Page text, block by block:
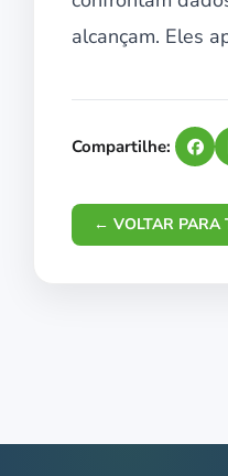
alcançam. Eles
Compartilhe:
← VOLTAR PARA